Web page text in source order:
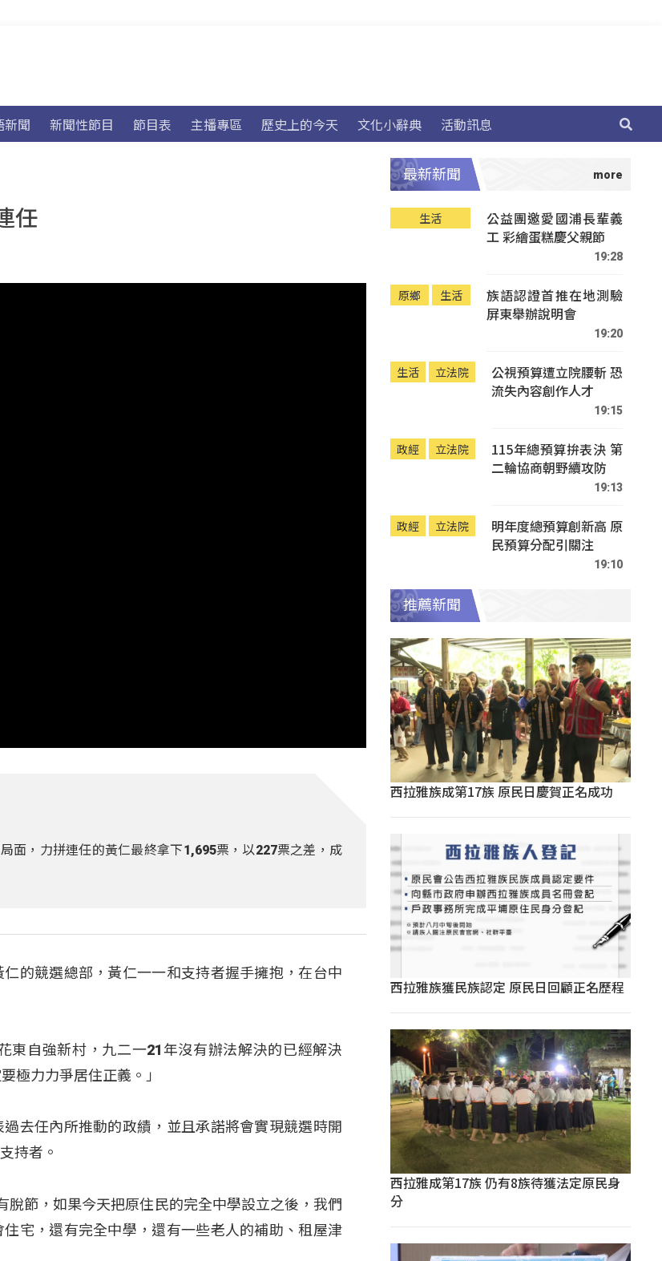
新聞 新聞性節目 節目表 主播專區 歷史上的今天 文化小辭典 活動訊息
任
面，力拼連任的黃仁最終拿下1,695票，以227票之差，成
的競選總部，黃仁一一和支持者握手擁抱，在台中
東自強新村，九二一21年沒有辦法解決的已經解決
極力力爭居住正義。」
去任內所推動的政績，並且承諾將會實現競選時開
持者。
節，如果今天把原住民的完全中學設立之後，我們
宅，還有完全中學，還有一些老人的補助、租屋津
最新新聞
生活
公益團邀愛國浦長輩義
工 彩繪蛋糕慶父親節
19:28
原鄉 生活
族語認證首推在地測驗
屏東舉辦說明會
19:20
生活 立法院
公視預算遭立院腰斬 恐
流失內容創作人才
19:15
政經 立法院
115年總預算拚表決 第
二輪協商朝野續攻防
19:13
政經 立法院
明年度總預算創新高 原
民預算分配引關注
19:10
推薦新聞
西拉雅族成第17族 原民日慶賀正名成功
西拉雅族獲民族認定 原民日回顧正名歷程
西拉雅成第17族 仍有8族待獲法定原民身
分